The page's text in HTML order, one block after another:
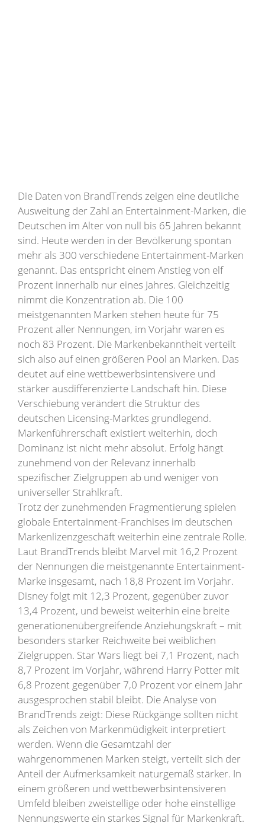
Die Daten von BrandTrends zeigen eine deutliche
Ausweitung der Zahl an Entertainment-Marken, die
Deutschen im Alter von null bis 65 Jahren bekannt
sind. Heute werden in der Bevölkerung spontan
mehr als 300 verschiedene Entertainment-Marken
genannt. Das entspricht einem Anstieg von elf
Prozent innerhalb nur eines Jahres. Gleichzeitig
nimmt die Konzentration ab. Die 100
meistgenannten Marken stehen heute für 75
Prozent aller Nennungen, im Vorjahr waren es
noch 83 Prozent. Die Markenbekanntheit verteilt
sich also auf einen größeren Pool an Marken. Das
deutet auf eine wettbewerbsintensivere und
stärker ausdifferenzierte Landschaft hin. Diese
Verschiebung verändert die Struktur des
deutschen Licensing-Marktes grundlegend.
Markenführerschaft existiert weiterhin, doch
Dominanz ist nicht mehr absolut. Erfolg hängt
zunehmend von der Relevanz innerhalb
spezifischer Zielgruppen ab und weniger von
universeller Strahlkraft.
Trotz der zunehmenden Fragmentierung spielen
globale Entertainment-Franchises im deutschen
Markenlizenzgeschäft weiterhin eine zentrale Rolle.
Laut BrandTrends bleibt Marvel mit 16,2 Prozent
der Nennungen die meistgenannte Entertainment-
Marke insgesamt, nach 18,8 Prozent im Vorjahr.
Disney folgt mit 12,3 Prozent, gegenüber zuvor
13,4 Prozent, und beweist weiterhin eine breite
generationenübergreifende Anziehungskraft – mit
besonders starker Reichweite bei weiblichen
Zielgruppen. Star Wars liegt bei 7,1 Prozent, nach
8,7 Prozent im Vorjahr, während Harry Potter mit
6,8 Prozent gegenüber 7,0 Prozent vor einem Jahr
ausgesprochen stabil bleibt. Die Analyse von
BrandTrends zeigt: Diese Rückgänge sollten nicht
als Zeichen von Markenmüdigkeit interpretiert
werden. Wenn die Gesamtzahl der
wahrgenommenen Marken steigt, verteilt sich der
Anteil der Aufmerksamkeit naturgemäß stärker. In
einem größeren und wettbewerbsintensiveren
Umfeld bleiben zweistellige oder hohe einstellige
Nennungswerte ein starkes Signal für Markenkraft.